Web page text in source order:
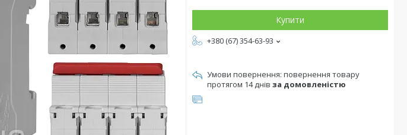
Купити
+380 (67) 354-63-93
повернення товару
протягом 14 днів за домовленістю